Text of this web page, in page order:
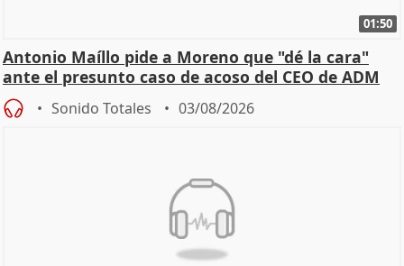
01:50
Antonio Maíllo pide a Moreno que "dé la cara"
ante el presunto caso de acoso del CEO de ADM
Sonido Totales 03/08/2026